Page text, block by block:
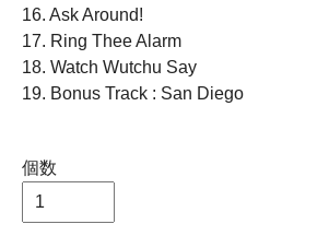
16. Ask Around!
17. Ring Thee Alarm
18. Watch Wutchu Say
19. Bonus Track : San Diego
個数